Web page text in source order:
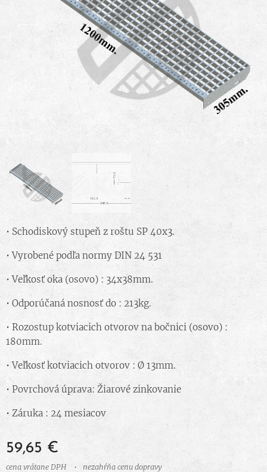
• Schodiskový stupeň z roštu SP 40x3.
• Vyrobené podľa normy DIN 24 531
• Veľkosť oka (osovo) : 34x38mm.
• Odporúčaná nosnosť do : 213kg.
• Rozostup kotviacich otvorov na bočnici (osovo) :
180mm.
• Veľkosť kotviacich otvorov : Ø 13mm.
• Povrchová úprava: Žiarové zinkovanie
• Záruka : 24 mesiacov
59,65 €
cena vrátane DPH
nezahŕňa cenu dopravy